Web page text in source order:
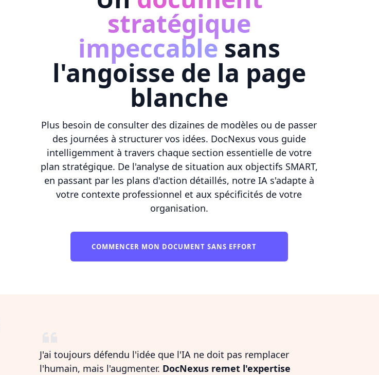
stratégique
impeccablesans
l'angoisse de la page
blanche
Plus besoin de consulter des dizaines de modèles ou de passer
des journées à structurer vos idées. DocNexus vous guide
intelligemment à travers chaque section essentielle de votre
plan stratégique. De l'analyse de situation aux objectifs SMART,
en passant par les plans d'action détaillés, notre IA s'adapte à
votre contexte professionnel et aux spécificités de votre
organisation.
COMMENCER MON DOCUMENT SANS EFFORT
J'ai toujours défendu l'idée que l'IA ne doit pas remplacer
l'humain, mais l'augmenter. DocNexus remet l'expertise